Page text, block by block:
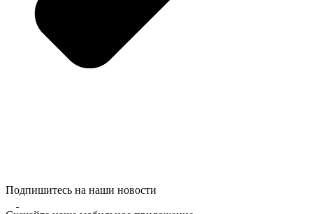
Подпишитесь на наши новости